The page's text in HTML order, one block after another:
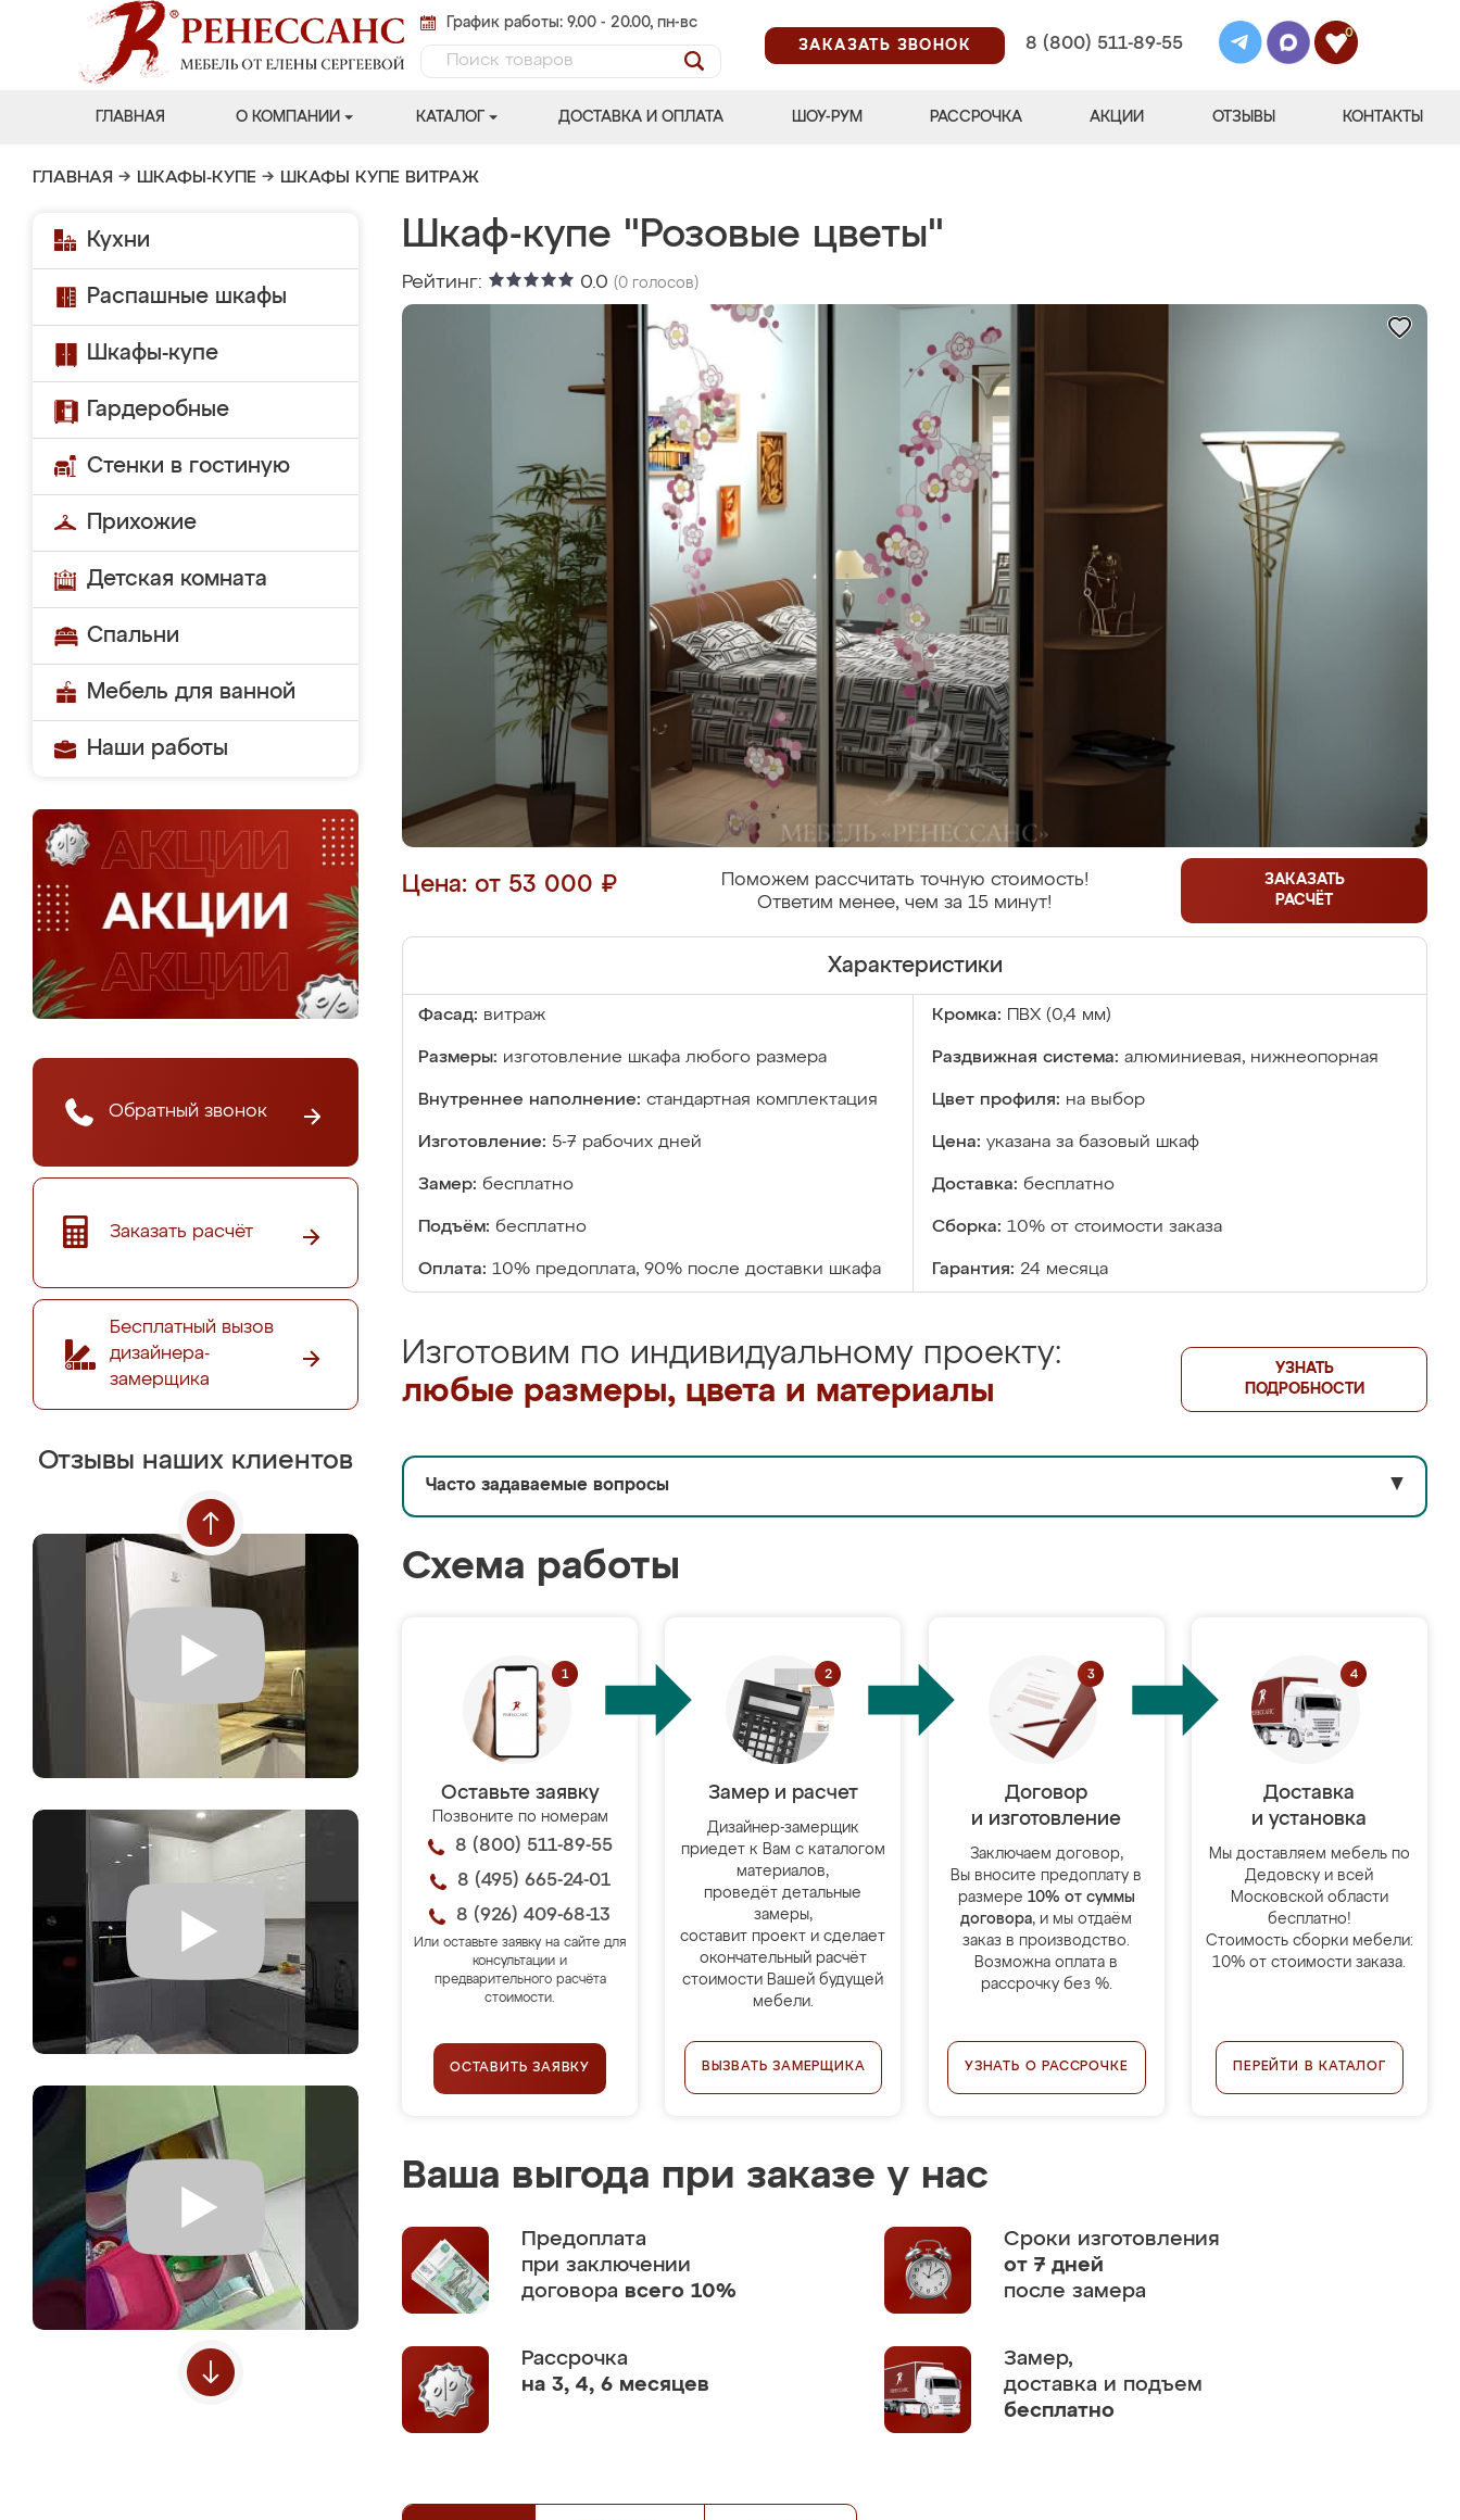
График работы: 9.00 - 20.00, пн-вс
ЗАКАЗАТЬ ЗВОНОК
8 (800) 511-89-55
0
ГЛАВНАЯ О КОМПАНИИ КАТАЛОГ ДОСТАВКА И ОПЛАТА ШОУ-РУМ РАССРОЧКА АКЦИИ ОТЗЫВЫ КОНТАКТЫ
ГЛАВНАЯ → ШКАФЫ-КУПЕ → ШКАФЫ КУПЕ ВИТРАЖ
Кухни
Распашные шкафы
Шкафы-купе
Гардеробные
Стенки в гостиную
Прихожие
Детская комната
Спальни
Мебель для ванной
Наши работы
Обратный звонок
Заказать расчёт
Бесплатный вызов
дизайнера-
замерщика
Отзывы наших клиентов
Шкаф-купе "Розовые цветы"
Рейтинг: 0.0 (0 голосов)
Цена: от 53 000 ₽
Поможем рассчитать точную стоимость!
Ответим менее, чем за 15 минут!
ЗАКАЗАТЬ
РАСЧЁТ
Характеристики
Фасад: витраж Кромка: ПВХ (0,4 мм)
Размеры: изготовление шкафа любого размера Раздвижная система: алюминиевая, нижнеопорная
Внутреннее наполнение: стандартная комплектация Цвет профиля: на выбор
Изготовление: 5-7 рабочих дней Цена: указана за базовый шкаф
Замер: бесплатно Доставка: бесплатно
Подъём: бесплатно Сборка: 10% от стоимости заказа
Оплата: 10% предоплата, 90% после доставки шкафа Гарантия: 24 месяца
Изготовим по индивидуальному проекту:
любые размеры, цвета и материалы
УЗНАТЬ
ПОДРОБНОСТИ
Часто задаваемые вопросы ▼
Схема работы
Оставьте заявку
Позвоните по номерам
8 (800) 511-89-55
8 (495) 665-24-01
8 (926) 409-68-13
Или оставьте заявку на сайте для
консультации и
предварительного расчёта
стоимости.
ОСТАВИТЬ ЗАЯВКУ
Замер и расчет
Дизайнер-замерщик
приедет к Вам с каталогом
материалов,
проведёт детальные
замеры,
составит проект и сделает
окончательный расчёт
стоимости Вашей будущей
мебели.
ВЫЗВАТЬ ЗАМЕРЩИКА
Договор
и изготовление
Заключаем договор,
Вы вносите предоплату в
размере 10% от суммы
договора, и мы отдаём
заказ в производство.
Возможна оплата в
рассрочку без %.
УЗНАТЬ О РАССРОЧКЕ
Доставка
и установка
Мы доставляем мебель по
Дедовску и всей
Московской области
бесплатно!
Стоимость сборки мебели:
10% от стоимости заказа.
ПЕРЕЙТИ В КАТАЛОГ
Ваша выгода при заказе у нас
Предоплата
при заключении
договора всего 10%
Сроки изготовления
от 7 дней
после замера
Рассрочка
на 3, 4, 6 месяцев
Замер,
доставка и подъем
бесплатно